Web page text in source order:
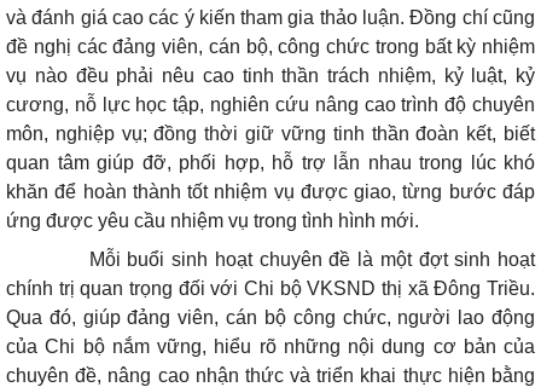
và đánh giá cao các ý kiến tham gia thảo luận. Đồng chí cũng
đề nghị các đảng viên, cán bộ, công chức trong bất kỳ nhiệm
vụ nào đều phải nêu cao tinh thần trách nhiệm, kỷ luật, kỷ
cương, nỗ lực học tập, nghiên cứu nâng cao trình độ chuyên
môn, nghiệp vụ; đồng thời giữ vững tinh thần đoàn kết, biết
quan tâm giúp đỡ, phối hợp, hỗ trợ lẫn nhau trong lúc khó
khăn để hoàn thành tốt nhiệm vụ được giao, từng bước đáp
ứng được yêu cầu nhiệm vụ trong tình hình mới.
Mỗi buổi sinh hoạt chuyên đề là một đợt sinh hoạt
chính trị quan trọng đối với Chi bộ VKSND thị xã Đông Triều.
Qua đó, giúp đảng viên, cán bộ công chức, người lao động
của Chi bộ nắm vững, hiểu rõ những nội dung cơ bản của
chuyên đề, nâng cao nhận thức và triển khai thực hiện bằng